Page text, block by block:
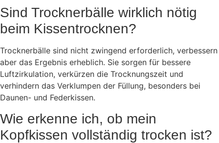
Sind Trocknerbälle wirklich nötig
beim Kissentrocknen?
Trocknerbälle sind nicht zwingend erforderlich, verbessern
aber das Ergebnis erheblich. Sie sorgen für bessere
Luftzirkulation, verkürzen die Trocknungszeit und
verhindern das Verklumpen der Füllung, besonders bei
Daunen- und Federkissen.
Wie erkenne ich, ob mein
Kopfkissen vollständig trocken ist?